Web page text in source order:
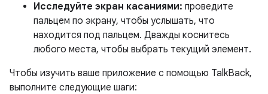
Исследуйте экран касаниями: проведите
пальцем по экрану, чтобы услышать, что
находится под пальцем. Дважды коснитесь
любого места, чтобы выбрать текущий элемент.
Чтобы изучить ваше приложение с помощью TalkBack,
выполните следующие шаги: